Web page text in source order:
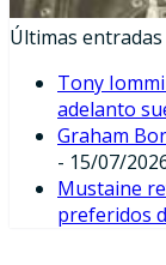
Últimas
Tony
adelanto
Graham
- 15/07/
Mustaine
preferidos